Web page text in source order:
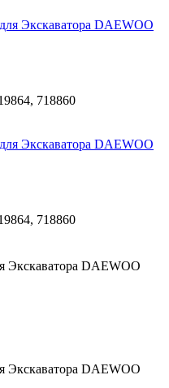
718860
718860
Экскаватора DAEWOO
Экскаватора DAEWOO